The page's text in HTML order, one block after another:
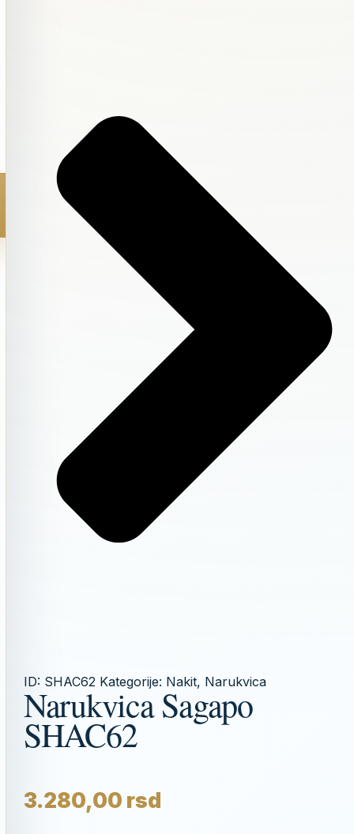
ID: SHAC62 Kategorije: Nakit, Narukvica
Narukvica Sagapo
SHAC62
3.280,00 rsd